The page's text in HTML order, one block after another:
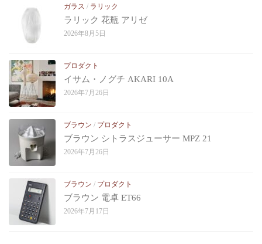
ガラス / ラリック
ラリック 花瓶 アリゼ
2026年8月5日
プロダクト
イサム・ノグチ AKARI 10A
2026年7月26日
ブラウン / プロダクト
ブラウン シトラスジューサー MPZ 21
2026年7月26日
ブラウン / プロダクト
ブラウン 電卓 ET66
2026年7月17日